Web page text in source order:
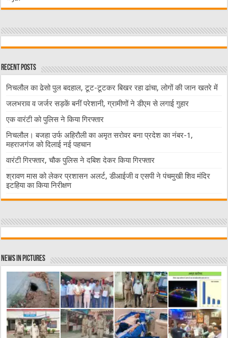
Recent Posts
निचलौल का ढेसो पुल बदहाल, टूट-टूटकर बिखर रहा ढांचा, लोगों की जान खतरे में
जलभराव व जर्जर सड़कें बनीं परेशानी, ग्रामीणों ने डीएम से लगाई गुहार
एक वारंटी को पुलिस ने किया गिरफ्तार
निचलौल। बजहा उर्फ अहिरौली का अमृत सरोवर बना प्रदेश का नंबर-1,
महराजगंज को दिलाई नई पहचान
वारंटी गिरफ्तार, चौक पुलिस ने दबिश देकर किया गिरफ्तार
श्रावण मास को लेकर प्रशासन अलर्ट, डीआईजी व एसपी ने पंचमुखी शिव मंदिर
इटहिया का किया निरीक्षण
News in Pictures